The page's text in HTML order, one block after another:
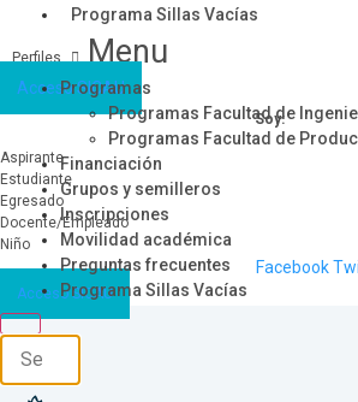
Programa Sillas Vacías
Menu
Programas
Programas Facultad de
Programas Facultad de
Financiación
Grupos y semilleros
Inscripciones
Movilidad académica
Preguntas frecuentes
Programa Sillas Vacías
Acceso SICAU
Soy:
Aspirante
Estudiante
Egresado
Docente/Empleado
Niño
Facebook
Acceso SICAU